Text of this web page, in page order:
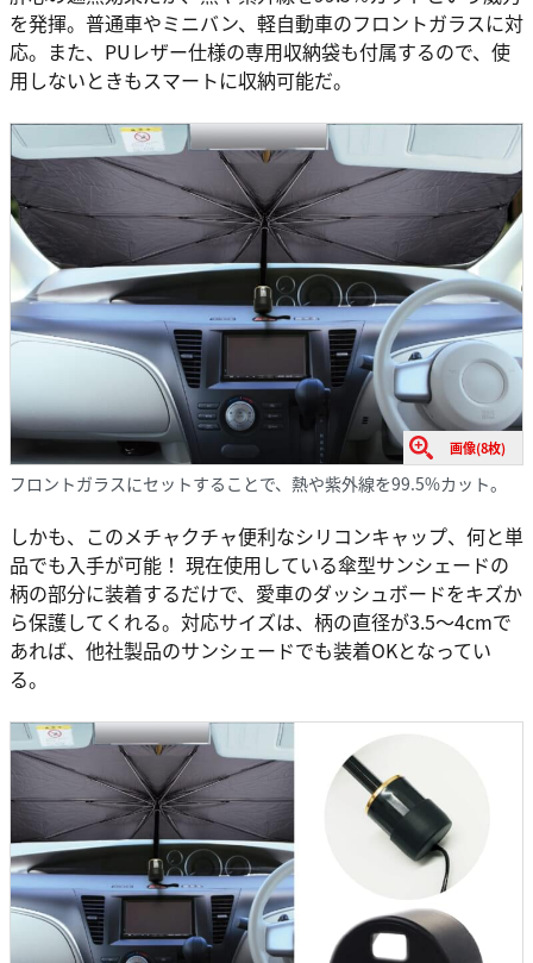
を発揮。普通車やミニバン、軽自動車のフロントガラスに対
応。また、PUレザー仕様の専用収納袋も付属するので、使
用しないときもスマートに収納可能だ。
画像(8枚)
フロントガラスにセットすることで、熱や紫外線を99.5%カット。
しかも、このメチャクチャ便利なシリコンキャップ、何と単
品でも入手が可能！ 現在使用している傘型サンシェードの
柄の部分に装着するだけで、愛車のダッシュボードをキズか
ら保護してくれる。対応サイズは、柄の直径が3.5〜4cmで
あれば、他社製品のサンシェードでも装着OKとなってい
る。